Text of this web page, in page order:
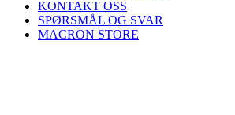
KONTAKT OSS
SPØRSMÅL OG SVAR
MACRON STORE